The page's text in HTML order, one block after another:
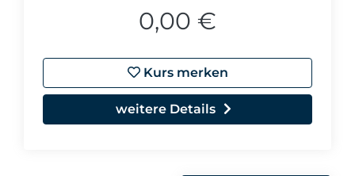
0,00 €
Kurs merken
weitere Details